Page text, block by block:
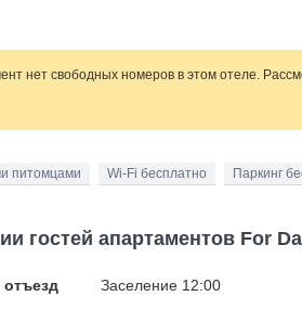
нет свободных номеров в этом отеле.
питомцами Wi-Fi бесплатно Паркинг
гостей апартаментов For
отъезд Заселение 12:00